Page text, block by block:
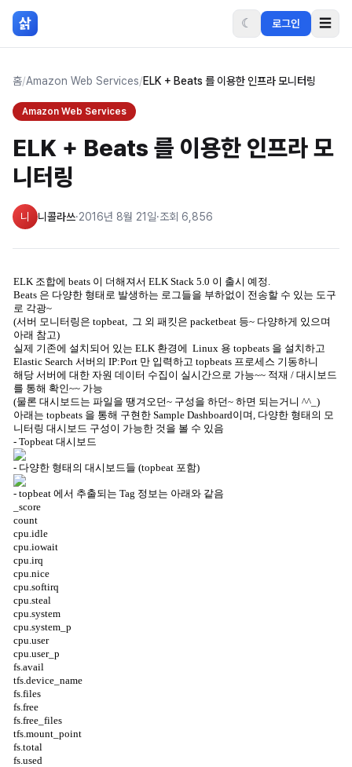
본문 바로가기
삵 ☾ 로그인 ☰
홈/Amazon Web Services/ELK + Beats 를 이용한 인프라 모니터링
Amazon Web Services
ELK + Beats 를 이용한 인프라 모
니터링
니 니콜라쓰·2016년 8월 21일·조회 6,856
ELK 조합에 beats 이 더해져서 ELK Stack 5.0 이 출시 예정.
Beats 은 다양한 형태로 발생하는 로그들을 부하없이 전송할 수 있는 도구
로 각광~
(서버 모니터링은 topbeat, 그 외 패킷은 packetbeat 등~ 다양하게 있으며
아래 참고)
실제 기존에 설치되어 있는 ELK 환경에 Linux 용 topbeats 을 설치하고
Elastic Search 서버의 IP:Port 만 입력하고 topbeats 프로세스 기동하니
해당 서버에 대한 자원 데이터 수집이 실시간으로 가능~~ 적재 / 대시보드
를 통해 확인~~ 가능
(물론 대시보드는 파일을 땡겨오던~ 구성을 하던~ 하면 되는거니 ^^_)
아래는 topbeats 을 통해 구현한 Sample Dashboard이며, 다양한 형태의 모
니터링 대시보드 구성이 가능한 것을 볼 수 있음
- Topbeat 대시보드
- 다양한 형태의 대시보드들 (topbeat 포함)
- topbeat 에서 추출되는 Tag 정보는 아래와 같음
_score
count
cpu.idle
cpu.iowait
cpu.irq
cpu.nice
cpu.softirq
cpu.steal
cpu.system
cpu.system_p
cpu.user
cpu.user_p
fs.avail
tfs.device_name
fs.files
fs.free
fs.free_files
tfs.mount_point
fs.total
fs.used